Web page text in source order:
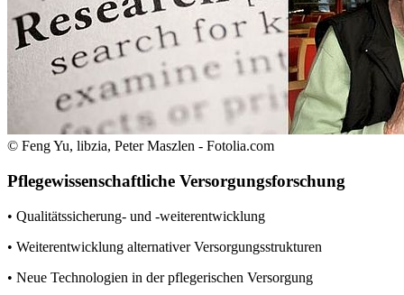
© Feng Yu, libzia, Peter Maszlen - Fotolia.com
Pflegewissenschaftliche Versorgungsforschung
• Qualitätssicherung- und -weiterentwicklung
• Weiterentwicklung alternativer Versorgungsstrukturen
• Neue Technologien in der pflegerischen Versorgung